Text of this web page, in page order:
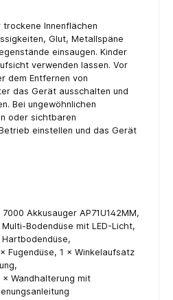
Innenflächen
Glut, Metallspäne
einsaugen. Kinder
verwenden lassen. Vor
dem Entfernen von
das Gerät ausschalten und
Bei ungewöhnlichen
oder sichtbaren
einstellen und das Gerät
7000 Akkusauger AP71U142MM,
Bodendüse mit LED-Licht,
Fugendüse, 1 × Winkelaufsatz
Wandhalterung mit